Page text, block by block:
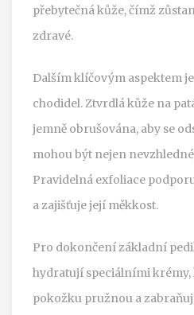
přebytečná kůže, čímž
zdravé.
Dalším klíčovým aspektem
chodidel. Ztvrdlá kůže na
jemně obrušována, aby se
mohou být nejen
Pravidelná exfoliace
a zajišťuje její měkkost.
Pro dokončení základní
hydratují speciálními
pokožku pružnou a